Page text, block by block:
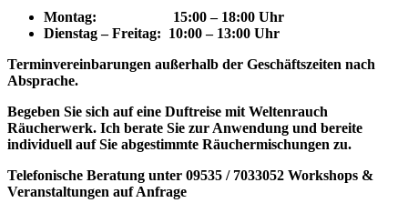
Montag: 15:00 – 18:00 Uhr
Dienstag – Freitag: 10:00 – 13:00 Uhr
Terminvereinbarungen außerhalb der Geschäftszeiten nach
Absprache.
Begeben Sie sich auf eine Duftreise mit Weltenrauch
Räucherwerk. Ich berate Sie zur Anwendung und bereite
individuell auf Sie abgestimmte Räuchermischungen zu.
Telefonische Beratung unter 09535 / 7033052 Workshops &
Veranstaltungen auf Anfrage